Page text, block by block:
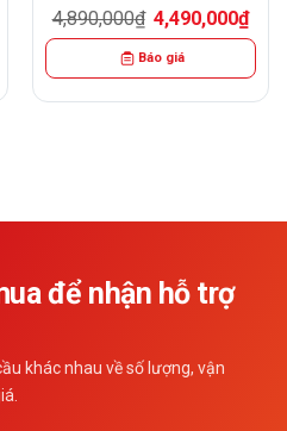
4,890,000₫ Giá
gốc
4,890,000₫.
4,490,000₫Giá
hiện
tại
Báo giá
để nhận hỗ trợ
khác nhau về số lượng, vận